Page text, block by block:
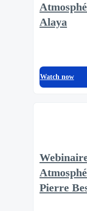
Alaya
Watch now
Pierre